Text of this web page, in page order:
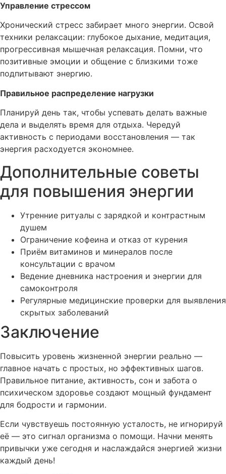
Управление стрессом
Хронический стресс забирает много энергии. Освой
техники релаксации: глубокое дыхание, медитация,
прогрессивная мышечная релаксация. Помни, что
позитивные эмоции и общение с близкими тоже
подпитывают энергию.
Правильное распределение нагрузки
Планируй день так, чтобы успевать делать важные
дела и выделять время для отдыха. Чередуй
активность с периодами восстановления — так
энергия расходуется экономнее.
Дополнительные советы
для повышения энергии
Утренние ритуалы с зарядкой и контрастным
душем
Ограничение кофеина и отказ от курения
Приём витаминов и минералов после
консультации с врачом
Ведение дневника настроения и энергии для
самоконтроля
Регулярные медицинские проверки для выявления
скрытых заболеваний
Заключение
Повысить уровень жизненной энергии реально —
главное начать с простых, но эффективных шагов.
Правильное питание, активность, сон и забота о
психическом здоровье создают мощный фундамент
для бодрости и гармонии.
Если чувствуешь постоянную усталость, не игнорируй
её — это сигнал организма о помощи. Начни менять
привычки уже сегодня и наслаждайся энергией жизни
каждый день!